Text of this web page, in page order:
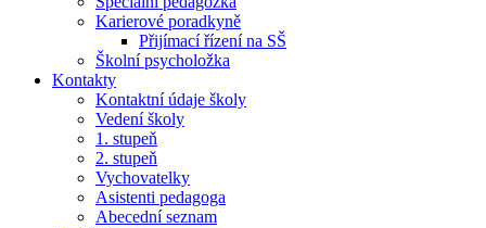
Karierové poradkyně
Přijímací řízení na SŠ
Školní psycholožka
Kontakty
Kontaktní údaje školy
Vedení školy
1. stupeň
2. stupeň
Vychovatelky
Asistenti pedagoga
Abecední seznam